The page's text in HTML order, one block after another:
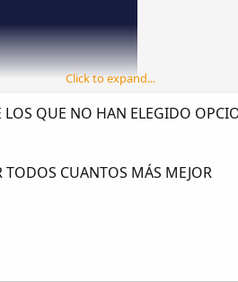
Click to expand...
QUE NO HAN ELEGIDO
CUANTOS MÁS MEJOR